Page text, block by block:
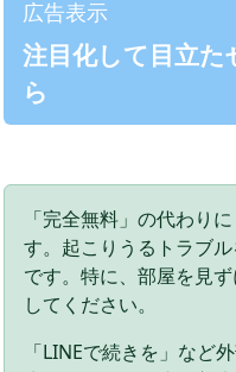
広告表示
注目化して目立
ら
「完全無料」の代わり
す。起こりうるトラブ
です。特に、部屋を見
してください。
「LINEで続きを」など